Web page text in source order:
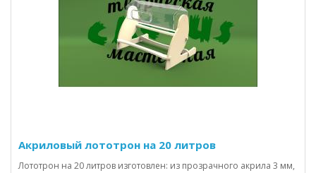
Акриловый лототрон на 20 литров
Лототрон на 20 литров изготовлен: из прозрачного акрила 3 мм,